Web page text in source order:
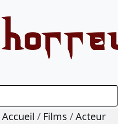
Accueil Films
Acteur